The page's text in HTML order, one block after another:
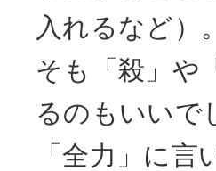
入れるなど）
そも「殺」や
るのもいいで
「全力」に